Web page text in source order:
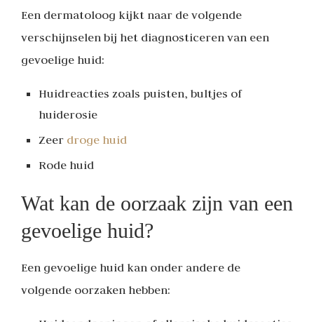
Een dermatoloog kijkt naar de volgende
verschijnselen bij het diagnosticeren van een
gevoelige huid:
Huidreacties zoals puisten, bultjes of
huiderosie
Zeer droge huid
Rode huid
Wat kan de oorzaak zijn van een
gevoelige huid?
Een gevoelige huid kan onder andere de
volgende oorzaken hebben: